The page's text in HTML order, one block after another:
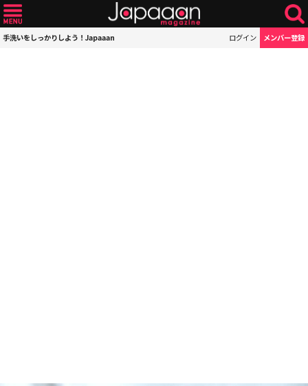
手洗いをしっかりしよう！Japaaan ログイン メンバー登録